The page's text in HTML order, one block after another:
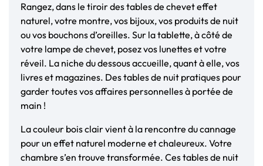
Rangez, dans le tiroir des tables de chevet effet
naturel, votre montre, vos bijoux, vos produits de nuit
ou vos bouchons d’oreilles. Sur la tablette, à côté de
votre lampe de chevet, posez vos lunettes et votre
réveil. La niche du dessous accueille, quant à elle, vos
livres et magazines. Des tables de nuit pratiques pour
garder toutes vos affaires personnelles à portée de
main !
La couleur bois clair vient à la rencontre du cannage
pour un effet naturel moderne et chaleureux. Votre
chambre s’en trouve transformée. Ces tables de nuit